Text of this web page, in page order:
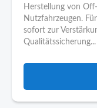
Herstellung von
Nutzfahrzeugen.
sofort zur
Qualitätssicherung...